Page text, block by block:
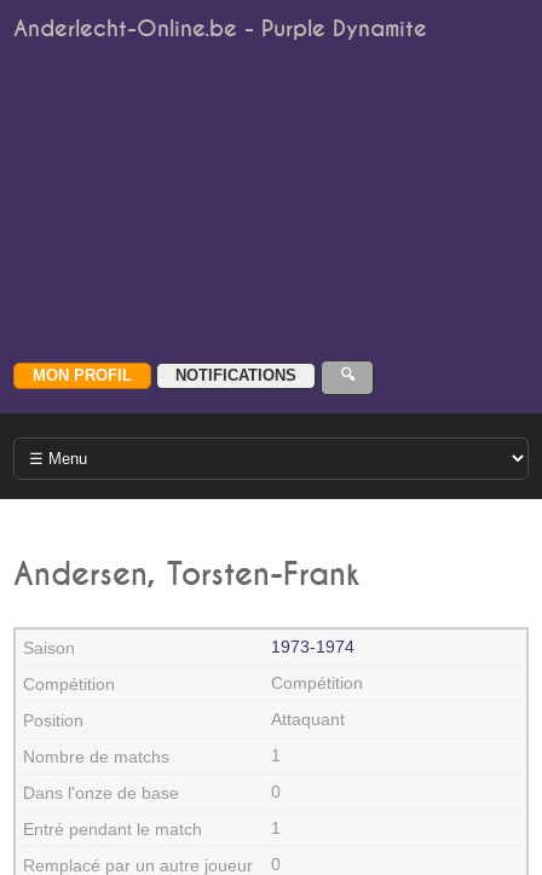
Anderlecht-Online.be - Purple Dynamite
Andersen, Torsten-Frank
1973‑1974
Compétition
Attaquant
1
0
1
0